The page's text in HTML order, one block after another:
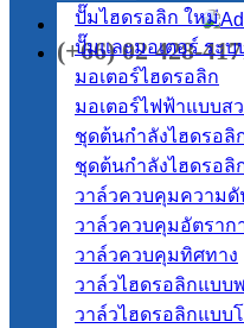
(+66) 02 428-
ปั๊มไฮดรอลิก
ปั๊มและมอเตอร์ ระ
มอเตอร์ไฮดรอลิก
มอเตอร์ไฟฟ้าแบบส
ชุดต้นกำลังไฮดรอลิ
ชุดต้นกำลังไฮดรอลิ
วาล์วควบคุมความดั
วาล์วควบคุมอัตราก
วาล์วควบคุมทิศทาง
วาล์วไฮดรอลิกแบ
วาล์วไฮดรอลิกแบบ